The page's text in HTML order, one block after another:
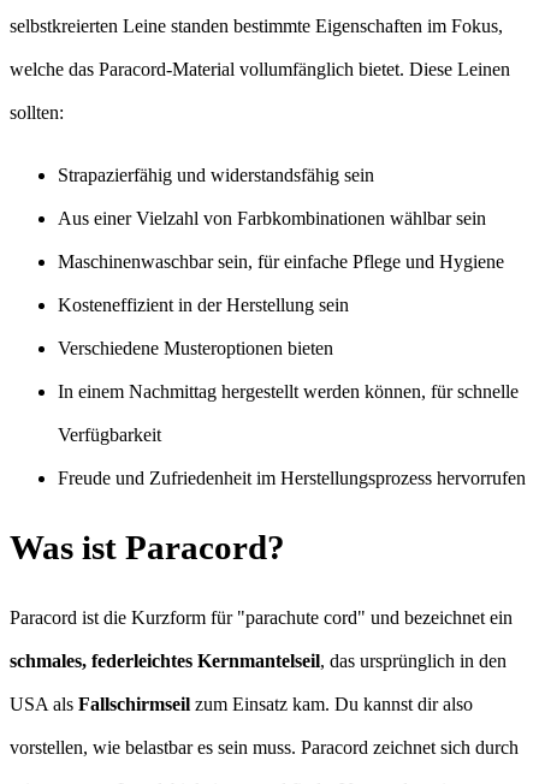
selbstkreierten Leine standen bestimmte Eigenschaften im Fokus,
welche das Paracord-Material vollumfänglich bietet. Diese Leinen
sollten:
Strapazierfähig und widerstandsfähig sein
Aus einer Vielzahl von Farbkombinationen wählbar sein
Maschinenwaschbar sein, für einfache Pflege und Hygiene
Kosteneffizient in der Herstellung sein
Verschiedene Musteroptionen bieten
In einem Nachmittag hergestellt werden können, für schnelle
Verfügbarkeit
Freude und Zufriedenheit im Herstellungsprozess hervorrufen
Was ist Paracord?
Paracord ist die Kurzform für "parachute cord" und bezeichnet ein
schmales, federleichtes Kernmantelseil, das ursprünglich in den
USA als Fallschirmseil zum Einsatz kam. Du kannst dir also
vorstellen, wie belastbar es sein muss. Paracord zeichnet sich durch